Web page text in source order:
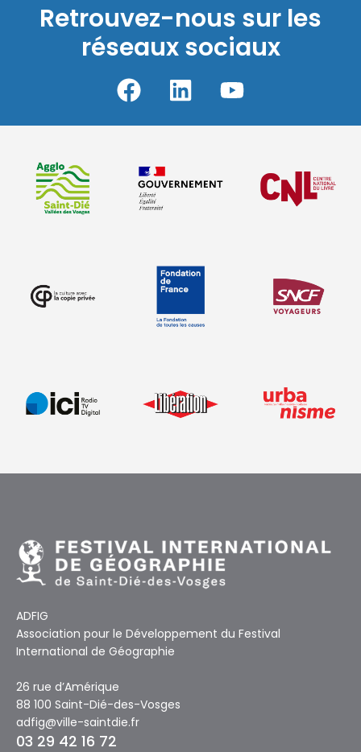
Retrouvez-nous sur les
réseaux sociaux
ADFIG
Association pour le Développement du Festival
International de Géographie
26 rue d’Amérique
88 100 Saint-Dié-des-Vosges
adfig@ville-saintdie.fr
03 29 42 16 72